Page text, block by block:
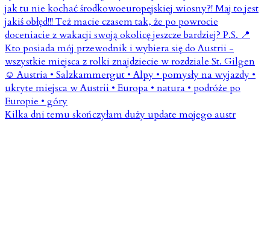
Kilka dni temu skończyłam duży update mojego austr